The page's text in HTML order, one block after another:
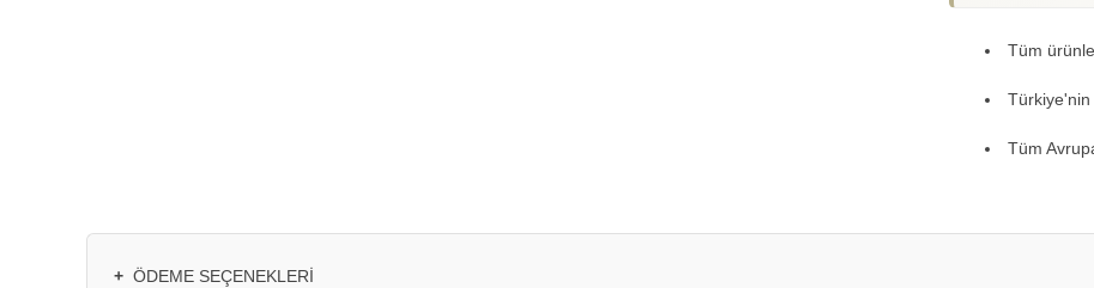
Tüm
Türkiye'nin
Tüm
+ ÖDEME SEÇENEKLERI